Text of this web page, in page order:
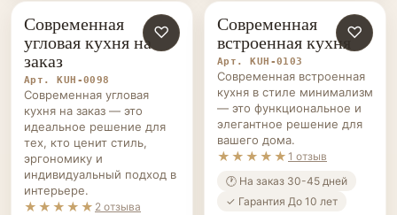
КУХНИ НА ЗАКАЗ ♡
Современная
угловая кухня на
заказ
Арт. KUH-0098
Современная угловая
кухня на заказ — это
идеальное решение для
тех, кто ценит стиль,
эргономику и
индивидуальный подход в
интерьере.
★★★★★ 2 отзыва
КУХНИ НА ЗАКАЗ ♡
Современная
встроенная кухня
Арт. KUH-0103
Современная встроенная
кухня в стиле минимализм
— это функциональное и
элегантное решение для
вашего дома.
★★★★★ 1 отзыв
🕐 На заказ 30-45 дней
✓ Гарантия До 10 лет